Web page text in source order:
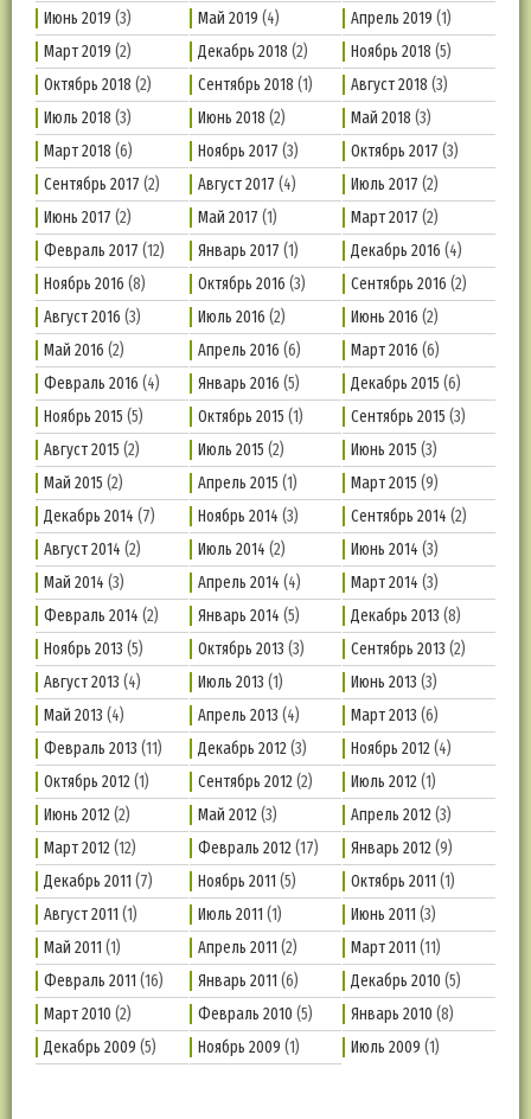
Июнь 2019 (3) Май 2019 (4) Апрель 2019 (1)
Март 2019 (2) Декабрь 2018 (2) Ноябрь 2018 (5)
Октябрь 2018 (2) Сентябрь 2018 (1) Август 2018 (3)
Июль 2018 (3) Июнь 2018 (2) Май 2018 (3)
Март 2018 (6) Ноябрь 2017 (3) Октябрь 2017 (3)
Сентябрь 2017 (2) Август 2017 (4) Июль 2017 (2)
Июнь 2017 (2) Май 2017 (1) Март 2017 (2)
Февраль 2017 (12) Январь 2017 (1) Декабрь 2016 (4)
Ноябрь 2016 (8) Октябрь 2016 (3) Сентябрь 2016 (2)
Август 2016 (3) Июль 2016 (2) Июнь 2016 (2)
Май 2016 (2) Апрель 2016 (6) Март 2016 (6)
Февраль 2016 (4) Январь 2016 (5) Декабрь 2015 (6)
Ноябрь 2015 (5) Октябрь 2015 (1) Сентябрь 2015 (3)
Август 2015 (2) Июль 2015 (2) Июнь 2015 (3)
Май 2015 (2) Апрель 2015 (1) Март 2015 (9)
Декабрь 2014 (7) Ноябрь 2014 (3) Сентябрь 2014 (2)
Август 2014 (2) Июль 2014 (2) Июнь 2014 (3)
Май 2014 (3) Апрель 2014 (4) Март 2014 (3)
Февраль 2014 (2) Январь 2014 (5) Декабрь 2013 (8)
Ноябрь 2013 (5) Октябрь 2013 (3) Сентябрь 2013 (2)
Август 2013 (4) Июль 2013 (1) Июнь 2013 (3)
Май 2013 (4) Апрель 2013 (4) Март 2013 (6)
Февраль 2013 (11) Декабрь 2012(3) Ноябрь 2012(4)
Октябрь 2012(1) Сентябрь 2012(2) Июль 2012(1)
Июнь 2012(2) Май 2012(3) Апрель 2012(3)
Март 2012(12) Февраль 2012(17) Январь 2012(9)
Декабрь 2011 (7) Ноябрь 2011 (5) Октябрь 2011 (1)
Август 2011 (1) Июль 2011 (1) Июнь 2011 (3)
Май 2011 (1) Апрель 2011 (2) Март 2011 (11)
Февраль 2011 (16) Январь 2011 (6) Декабрь 2010 (5)
Март 2010 (2) Февраль 2010 (5) Январь 2010 (8)
Декабрь 2009 (5) Ноябрь 2009 (1) Июль 2009 (1)